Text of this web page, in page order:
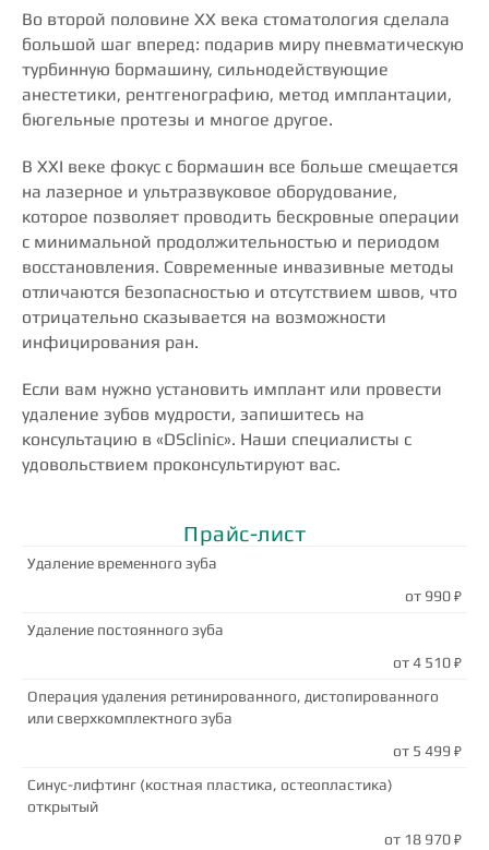
Во второй половине XX века стоматология сделала
большой шаг вперед: подарив миру пневматическую
турбинную бормашину, сильнодействующие
анестетики, рентгенографию, метод имплантации,
бюгельные протезы и многое другое.
В XXI веке фокус с бормашин все больше смещается
на лазерное и ультразвуковое оборудование,
которое позволяет проводить бескровные операции
с минимальной продолжительностью и периодом
восстановления. Современные инвазивные методы
отличаются безопасностью и отсутствием швов, что
отрицательно сказывается на возможности
инфицирования ран.
Если вам нужно установить имплант или провести
удаление зубов мудрости, запишитесь на
консультацию в «DSclinic». Наши специалисты с
удовольствием проконсультируют вас.
Прайс-лист
Удаление временного зуба
от 990
Удаление постоянного зуба
от 4 510
Операция удаления ретинированного, дистопированного
или сверхкомплектного зуба
от 5 499
Синус-лифтинг (костная пластика, остеопластика)
открытый
от 18 970